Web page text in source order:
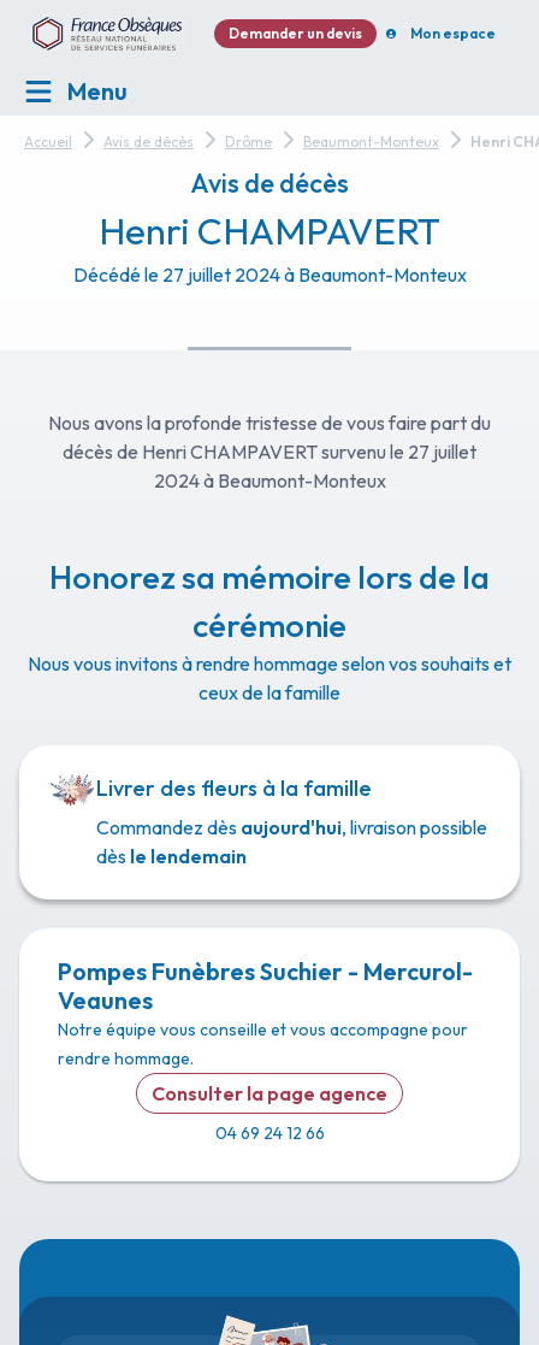
Demander un devis Mon espace
Menu
Accueil Avis de décès Drôme Beaumont-Monteux Henri
Avis de décès
Henri CHAMPAVERT
Décédé le 27 juillet 2024 à Beaumont-Monteux
Nous avons la profonde tristesse de vous faire part du
décès de Henri CHAMPAVERT survenu le 27 juillet
2024 à Beaumont-Monteux
Honorez sa mémoire lors de la
cérémonie
Nous vous invitons à rendre hommage selon vos souhaits et
ceux de la famille
Livrer des fleurs à la famille
Commandez dès aujourd'hui, livraison possible
dès le lendemain
Pompes Funèbres Suchier - Mercurol-
Veaunes
Notre équipe vous conseille et vous accompagne pour
rendre hommage.
Consulter la page agence
04 69 24 12 66